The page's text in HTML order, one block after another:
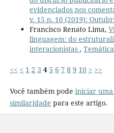
evidenciados nos
v. 15 n. 10 (2019):
Francisco Renato Lima,
linguagem: do
interacionistas ,
<< < 1 2 3 4 5 6 7 8 9 10 > >>
Você também pode iniciar uma
similaridade para este artigo.